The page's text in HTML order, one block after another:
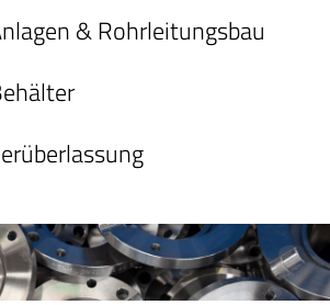
& Rohrleitungsbau